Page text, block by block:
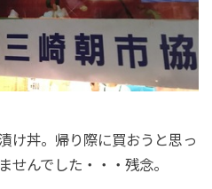
け丼。帰り際に買おうと思っ
せんでした・・・残念。